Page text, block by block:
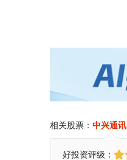
相关股票： 中兴通讯
好投资评级：